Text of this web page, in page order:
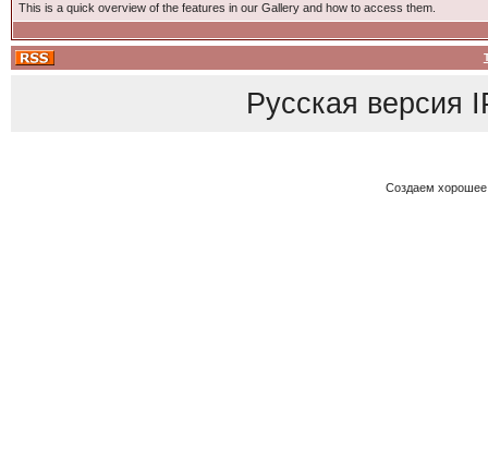
This is a quick overview of the features in our Gallery and how to access them.
Русская версия
Создаем